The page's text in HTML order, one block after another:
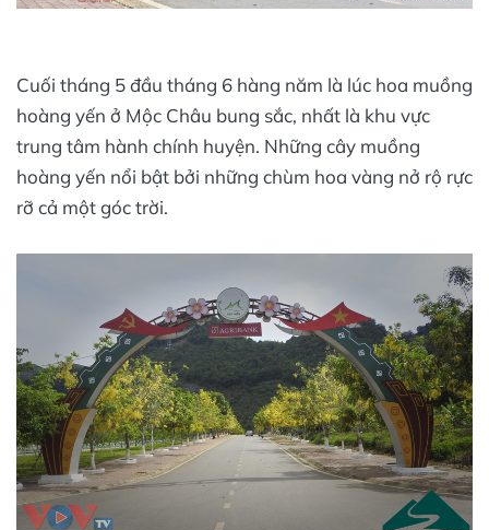
Cuối tháng 5 đầu tháng 6 hàng năm là lúc hoa muồng
hoàng yến ở Mộc Châu bung sắc, nhất là khu vực
trung tâm hành chính huyện. Những cây muồng
hoàng yến nổi bật bởi những chùm hoa vàng nở rộ rực
rỡ cả một góc trời.